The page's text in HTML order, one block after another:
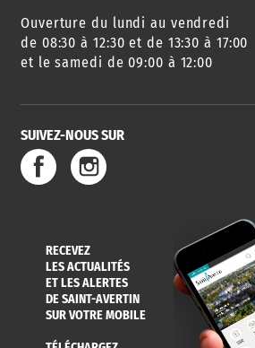
Ouverture du lundi au vendredi
de 08:30 à 12:30 et de 13:30 à 17:00
et le samedi de 09:00 à 12:00
SUIVEZ-NOUS SUR
RECEVEZ
LES ACTUALITÉS
ET LES ALERTES
DE SAINT-AVERTIN
SUR VOTRE MOBILE